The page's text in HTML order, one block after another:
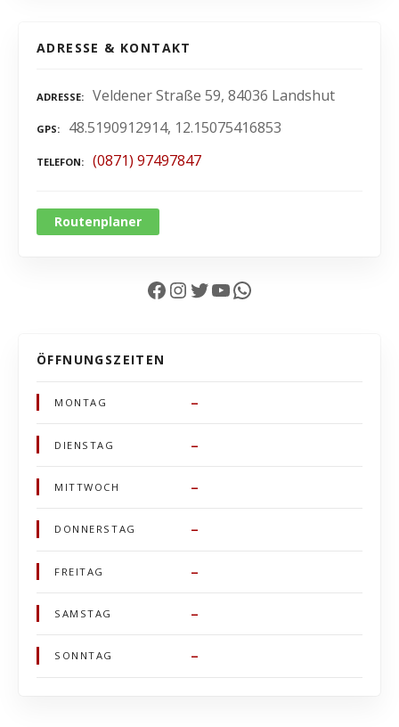
ADRESSE & KONTAKT
ADRESSE Veldener Straße 59, 84036 Landshut
GPS 48.5190912914, 12.15075416853
TELEFON (0871) 97497847
Routenplaner
Facebook InstagramTwitter YouTube WhatsApp
ÖFFNUNGSZEITEN
MONTAG –
DIENSTAG –
MITTWOCH –
DONNERSTAG –
FREITAG –
SAMSTAG –
SONNTAG –